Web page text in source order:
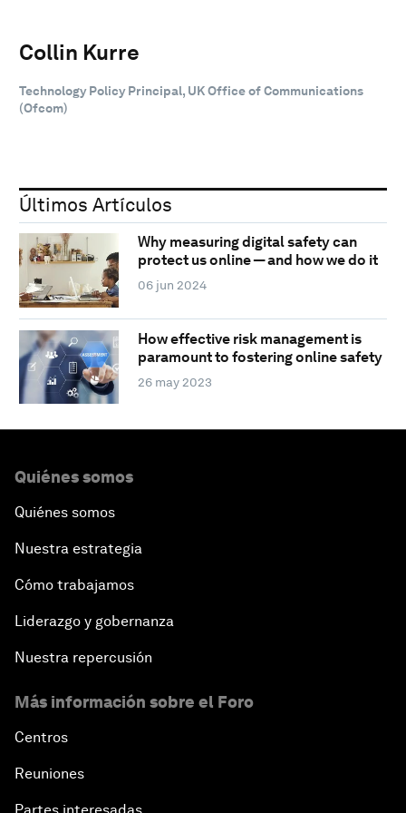
Collin Kurre
Technology Policy Principal, UK Office of Communications
(Ofcom)
Últimos Artículos
Why measuring digital safety can
protect us online — and how we do it
06 jun 2024
How effective risk management is
paramount to fostering online safety
26 may 2023
Quiénes somos
Quiénes somos
Nuestra estrategia
Cómo trabajamos
Liderazgo y gobernanza
Nuestra repercusión
Más información sobre el Foro
Centros
Reuniones